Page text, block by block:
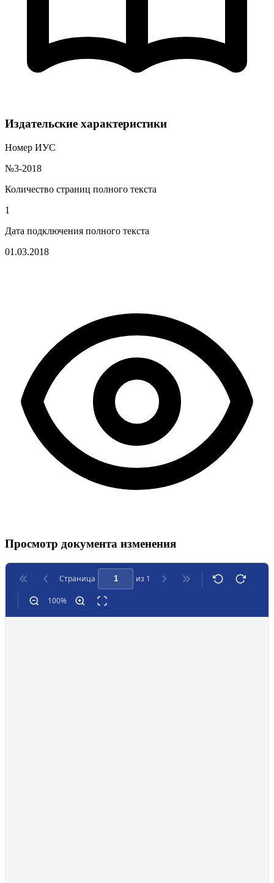
Издательские характеристики
Номер ИУС
№3-2018
Количество страниц полного текста
1
Дата подключения полного текста
01.03.2018
Просмотр документа изменения